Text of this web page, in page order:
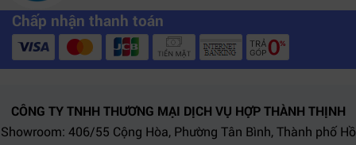
Chấp nhận thanh toán
CÔNG TY TNHH THƯƠNG MẠI DỊCH VỤ HỢP THÀNH THỊNH
Showroom: 406/55 Cộng Hòa, Phường Tân Bình, Thành phố Hồ